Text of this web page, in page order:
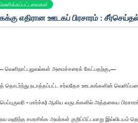
எதிரான ஊடகப் பிரசாரம் :
வெளிநாட்டலுவல்கள் அமைச்சரைக் கேட்பதற்கு,—
நடாத்தப்பட்ட சர்வதேச ஊடகங்களின்
- மார்ச்சு) ஆகிய வருடங்களில் அத்தகைய
சமரசிங்க அவர்கள் குறிப்பிட்டவாறு இவ்விடயம்